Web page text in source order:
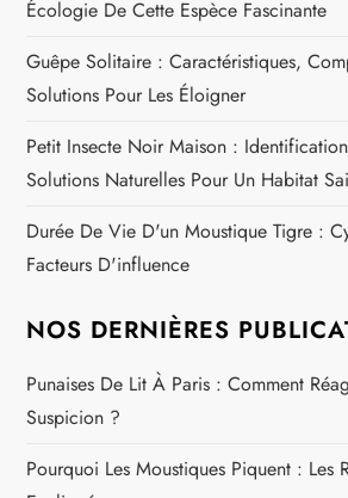
r
t
i
c
l
e
Écologie De Cette Espèce Fascinante
Guêpe Solitaire : Caractéristiques,
Solutions Pour Les Éloigner
Petit Insecte Noir Maison :
Solutions Naturelles Pour Un Habitat
Durée De Vie D'un Moustique Tigre :
Facteurs D'influence
NOS DERNIÈRES
Punaises De Lit À Paris : Comment
Suspicion ?
Pourquoi Les Moustiques Piquent : Les